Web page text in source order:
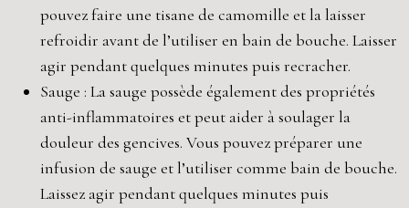
pouvez faire une tisane de camomille et la laisser
refroidir avant de l’utiliser en bain de bouche. Laisser
agir pendant quelques minutes puis recracher.
Sauge : La sauge possède également des propriétés
anti-inflammatoires et peut aider à soulager la
douleur des gencives. Vous pouvez préparer une
infusion de sauge et l’utiliser comme bain de bouche.
Laissez agir pendant quelques minutes puis